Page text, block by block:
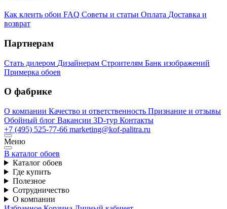
Как клеить обои FAQ Советы и статьи Оплата Доставка и
возврат
Партнерам
Стать дилером Дизайнерам Строителям Банк изображений
Примерка обоев
О фабрике
О компании Качество и ответственность Признание и отзывы
Обойный блог Вакансии 3D-тур Контакты
+7 (495) 525-77-66 marketing@kof-palitra.ru
Меню
В каталог обоев
Каталог обоев
Где купить
Полезное
Сотрудничество
О компании